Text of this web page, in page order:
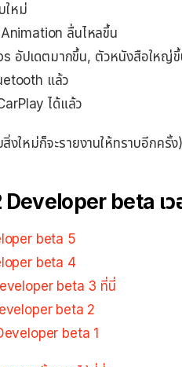
ใหม่
Animation ลื่นไหลขึ้น
อัปเดตมากขึ้น, ตัวหนังสือใหญ่
แล้ว
ได้แล้ว
ใหม่ก็จะรายงานให้ทราบอีกครั้ง)
Developer beta เ
beta 5
beta 4
beta 3 ที่นี่
beta 2
beta 1